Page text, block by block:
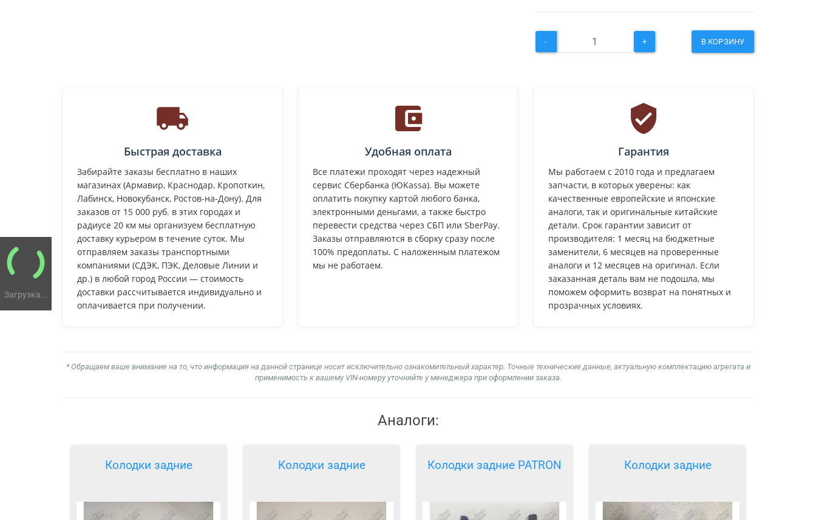
Загрузка...
- + В КОРЗИНУ
Быстрая доставка
Забирайте заказы бесплатно в наших
магазинах (Армавир, Краснодар, Кропоткин,
Лабинск, Новокубанск, Ростов-на-Дону). Для
заказов от 15 000 руб. в этих городах и
радиусе 20 км мы организуем бесплатную
доставку курьером в течение суток. Мы
отправляем заказы транспортными
компаниями (СДЭК, ПЭК, Деловые Линии и
др.) в любой город России — стоимость
доставки рассчитывается индивидуально и
оплачивается при получении.
Удобная оплата
Все платежи проходят через надежный
сервис Сбербанка (ЮKassa). Вы можете
оплатить покупку картой любого банка,
электронными деньгами, а также быстро
перевести средства через СБП или SberPay.
Заказы отправляются в сборку сразу после
100% предоплаты. С наложенным платежом
мы не работаем.
Гарантия
Мы работаем с 2010 года и предлагаем
запчасти, в которых уверены: как
качественные европейские и японские
аналоги, так и оригинальные китайские
детали. Срок гарантии зависит от
производителя: 1 месяц на бюджетные
заменители, 6 месяцев на проверенные
аналоги и 12 месяцев на оригинал. Если
заказанная деталь вам не подошла, мы
поможем оформить возврат на понятных и
прозрачных условиях.
* Обращаем ваше внимание на то, что информация на данной странице носит исключительно ознакомительный характер. Точные технические данные, актуальную комплектацию агрегата и
применимость к вашему VIN-номеру уточняйте у менеджера при оформлении заказа.
Аналоги:
Колодки задние Колодки задние Колодки задние PATRON Колодки задние